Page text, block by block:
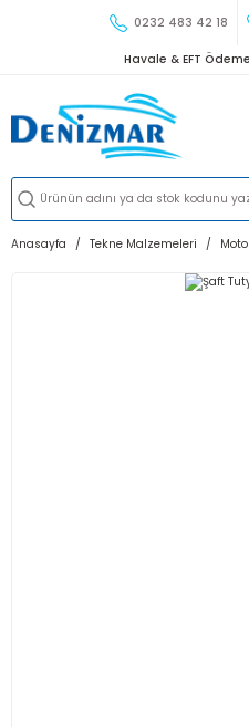
0232 483 42 18
Havale & EFT
Anasayfa Tekne Malzemeleri